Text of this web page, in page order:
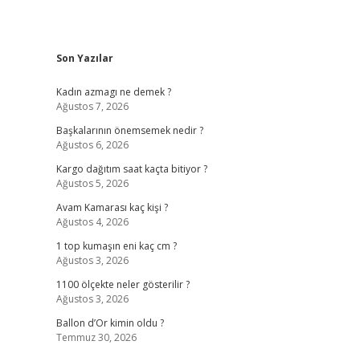
Sidebar
Son Yazılar
Kadın azmagı ne demek ?
Ağustos 7, 2026
Başkalarının önemsemek nedir ?
Ağustos 6, 2026
Kargo dağıtım saat kaçta bitiyor ?
Ağustos 5, 2026
Avam Kamarası kaç kişi ?
Ağustos 4, 2026
1 top kumaşın eni kaç cm ?
Ağustos 3, 2026
1100 ölçekte neler gösterilir ?
Ağustos 3, 2026
Ballon d’Or kimin oldu ?
Temmuz 30, 2026